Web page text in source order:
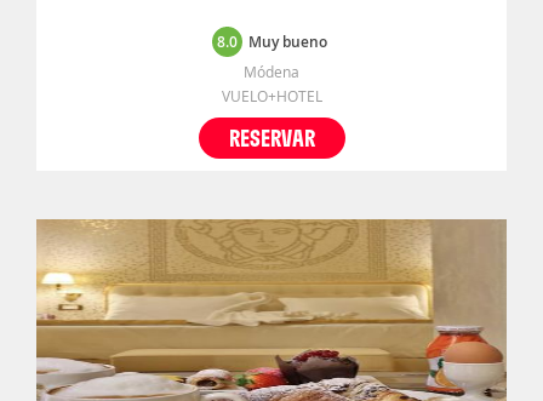
8.0 Muy bueno
Módena
VUELO+HOTEL
RESERVAR